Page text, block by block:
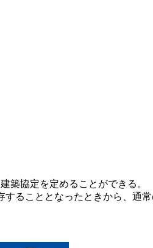
築協定を定めることができる。
ることとなったときから、通常